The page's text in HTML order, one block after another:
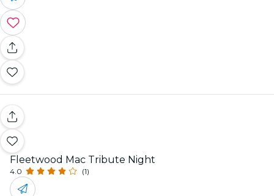
Fleetwood Mac Tribute Night
4.0 (1)